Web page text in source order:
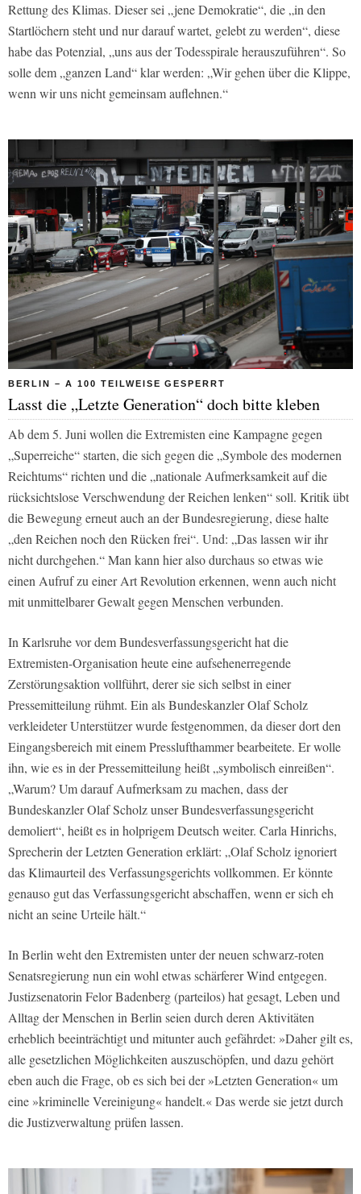
Rettung des Klimas. Dieser sei „jene Demokratie“, die „in den
Startlöchern steht und nur darauf wartet, gelebt zu werden“, diese
habe das Potenzial, „uns aus der Todesspirale herauszuführen“. So
solle dem „ganzen Land“ klar werden: „Wir gehen über die Klippe,
wenn wir uns nicht gemeinsam auflehnen.“
BERLIN – A 100 TEILWEISE GESPERRT
Lasst die „Letzte Generation“ doch bitte kleben
Ab dem 5. Juni wollen die Extremisten eine Kampagne gegen
„Superreiche“ starten, die sich gegen die „Symbole des modernen
Reichtums“ richten und die „nationale Aufmerksamkeit auf die
rücksichtslose Verschwendung der Reichen lenken“ soll. Kritik übt
die Bewegung erneut auch an der Bundesregierung, diese halte
„den Reichen noch den Rücken frei“. Und: „Das lassen wir ihr
nicht durchgehen.“ Man kann hier also durchaus so etwas wie
einen Aufruf zu einer Art Revolution erkennen, wenn auch nicht
mit unmittelbarer Gewalt gegen Menschen verbunden.
In Karlsruhe vor dem Bundesverfassungsgericht hat die
Extremisten-Organisation heute eine aufsehenerregende
Zerstörungsaktion vollführt, derer sie sich selbst in einer
Pressemitteilung rühmt. Ein als Bundeskanzler Olaf Scholz
verkleideter Unterstützer wurde festgenommen, da dieser dort den
Eingangsbereich mit einem Presslufthammer bearbeitete. Er wolle
ihn, wie es in der Pressemitteilung heißt „symbolisch einreißen“.
„Warum? Um darauf Aufmerksam zu machen, dass der
Bundeskanzler Olaf Scholz unser Bundesverfassungsgericht
demoliert“, heißt es in holprigem Deutsch weiter. Carla Hinrichs,
Sprecherin der Letzten Generation erklärt: „Olaf Scholz ignoriert
das Klimaurteil des Verfassungsgerichts vollkommen. Er könnte
genauso gut das Verfassungsgericht abschaffen, wenn er sich eh
nicht an seine Urteile hält.“
In Berlin weht den Extremisten unter der neuen schwarz-roten
Senatsregierung nun ein wohl etwas schärferer Wind entgegen.
Justizsenatorin Felor Badenberg (parteilos) hat gesagt, Leben und
Alltag der Menschen in Berlin seien durch deren Aktivitäten
erheblich beeinträchtigt und mitunter auch gefährdet: »Daher gilt es,
alle gesetzlichen Möglichkeiten auszuschöpfen, und dazu gehört
eben auch die Frage, ob es sich bei der »Letzten Generation« um
eine »kriminelle Vereinigung« handelt.« Das werde sie jetzt durch
die Justizverwaltung prüfen lassen.